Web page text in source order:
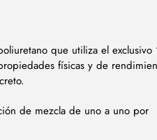
que utiliza el exclusivo
físicas y de
de mezcla de uno a uno por